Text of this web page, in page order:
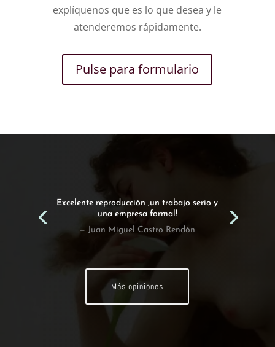
explíquenos que es lo que desea y le
atenderemos rápidamente.
Pulse para formulario
Excelente reproducción ,un trabajo serio y
una empresa formal!
— Juan Miguel Castro Rendón
Más opiniones